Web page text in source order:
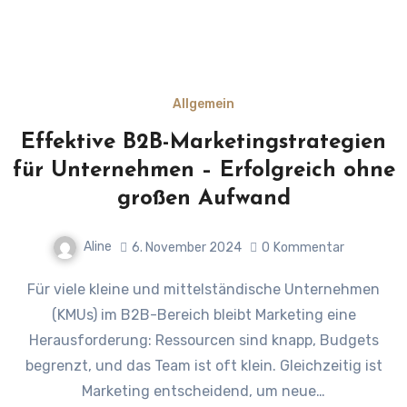
Allgemein
Effektive B2B-Marketingstrategien
für Unternehmen – Erfolgreich ohne
großen Aufwand
Aline 6. November 2024 0 Kommentar
Für viele kleine und mittelständische Unternehmen
(KMUs) im B2B-Bereich bleibt Marketing eine
Herausforderung: Ressourcen sind knapp, Budgets
begrenzt, und das Team ist oft klein. Gleichzeitig ist
Marketing entscheidend, um neue…